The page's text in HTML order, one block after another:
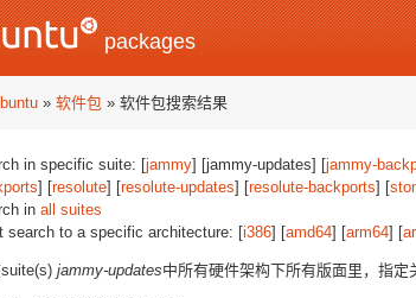
packages
» 软件包 » 软件包搜索结果
in specific suite: [jammy] [jammy-updates] [jammy-
] [resolute] [resolute-updates] [resolute-backports] [
in all suites
search to a specific architecture: [i386] [amd64] [arm64] [
jammy-updates中所有硬件架构下所有版面里，指定